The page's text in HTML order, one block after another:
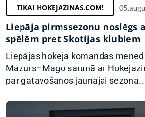
TIKAI HOKEJAZINAS.COM!
Liepāja pirmssezonu noslēgs
spēlēm pret Skotijas klubiem
Liepājas hokeja komandas
Mazurs–Mago sarunā ar
par gatavošanos jaunajai